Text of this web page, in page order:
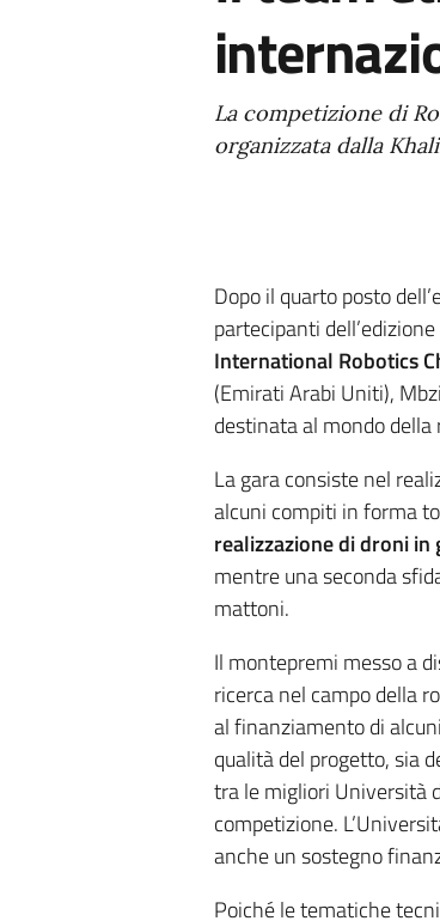
La competizione di
organizzata dalla
Dopo il quarto posto
partecipanti
International Robotics
(Emirati Arabi Uniti),
destinata al mondo
La gara consiste nel
alcuni compiti in forma
realizzazione di droni
mentre una seconda
mattoni.
Il montepremi messo a
ricerca nel campo della
al finanziamento di
qualità del progetto, sia
tra le migliori Università
competizione.
anche un sostegno
Poiché le tematiche